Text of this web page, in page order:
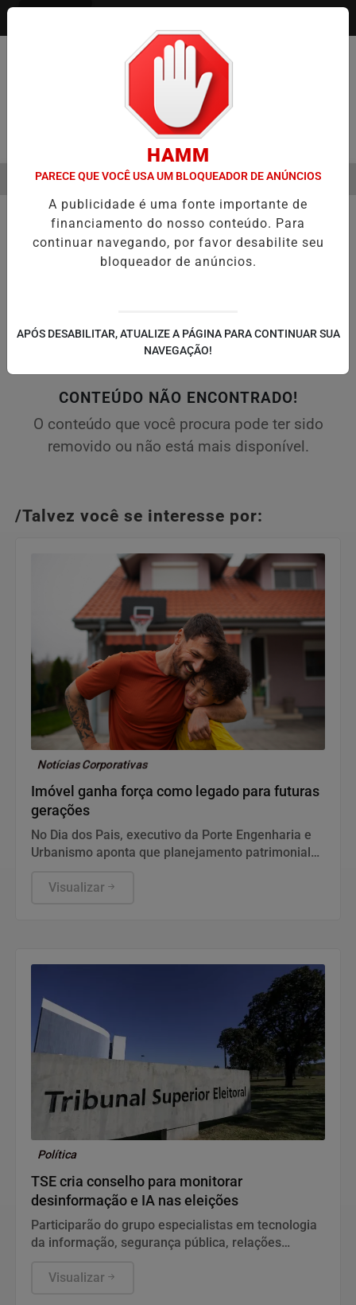
Pesquisar Notícia
É A VIRADA DO VAREJO ÓPTICO EM 2026 WELTON
EM ALTA
MENU
CONTEÚDO NÃO ENCONTRADO!
O conteúdo que você procura pode ter sido
removido ou não está mais disponível.
/Talvez você se interesse por:
Notícias Corporativas
Imóvel ganha força como legado para futuras
gerações
No Dia dos Pais, executivo da Porte Engenharia e
Urbanismo aponta que planejamento patrimonial
dos principais ativos para construir segurança
Visualizar
Política
TSE cria conselho para monitorar
desinformação e IA nas eleições
Participarão do grupo especialistas em tecnologia
da informação, segurança pública, relações
não foram escolhidos pelo TSE.
Visualizar
HAMM
PARECE QUE VOCÊ USA UM BLOQUEADOR DE ANÚNCIOS
A publicidade é uma fonte importante de
financiamento do nosso conteúdo. Para
continuar navegando, por favor desabilite seu
bloqueador de anúncios.
APÓS DESABILITAR, ATUALIZE A PÁGINA PARA CONTINUAR SUA
NAVEGAÇÃO!